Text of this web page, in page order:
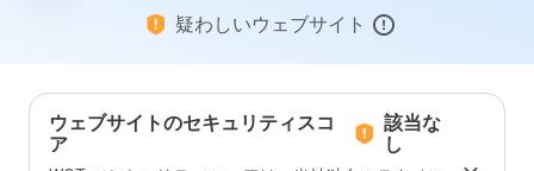
疑わしいウェブサイト
ウェブサイトのセキュリティスコ
ア
該当な
し
ます
か？